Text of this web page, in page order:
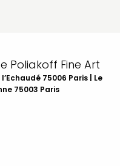
Poliakoff Fine Art
75006 Paris | Le
75003 Paris